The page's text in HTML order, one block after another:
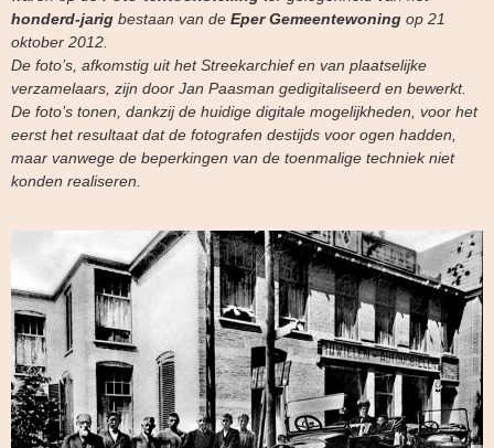
honderd-jarig bestaan van de Eper Gemeentewoning op 21
oktober 2012.
De foto’s, afkomstig uit het Streekarchief en van plaatselijke
verzamelaars, zijn door Jan Paasman gedigitaliseerd en bewerkt.
De foto’s tonen, dankzij de huidige digitale mogelijkheden, voor het
eerst het resultaat dat de fotografen destijds voor ogen hadden,
maar vanwege de beperkingen van de toenmalige techniek niet
konden realiseren.